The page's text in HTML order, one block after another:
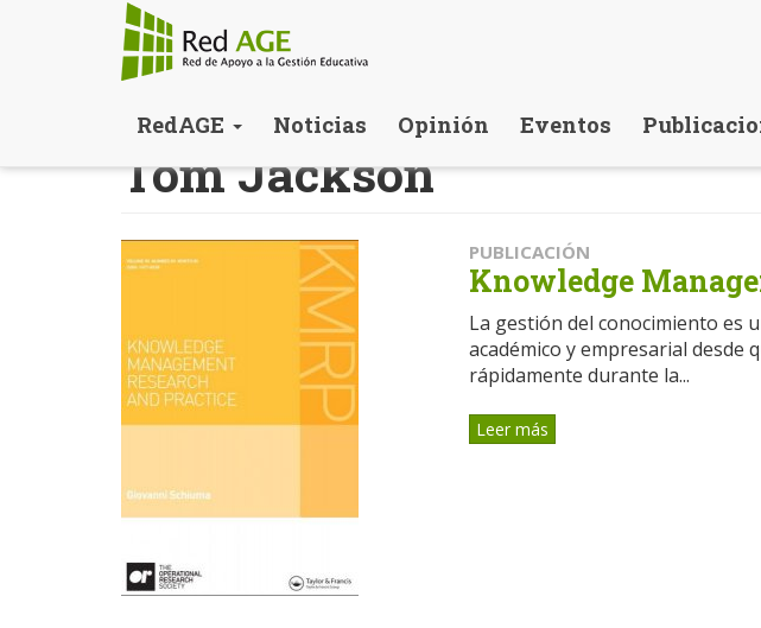
contenido
RedAGE Noticias Opinión Eventos
Tom Jackson
PUBLICACIÓN
Knowledge
La gestión del conocimiento es
académico y empresarial desde
rápidamente durante la...
Leer más